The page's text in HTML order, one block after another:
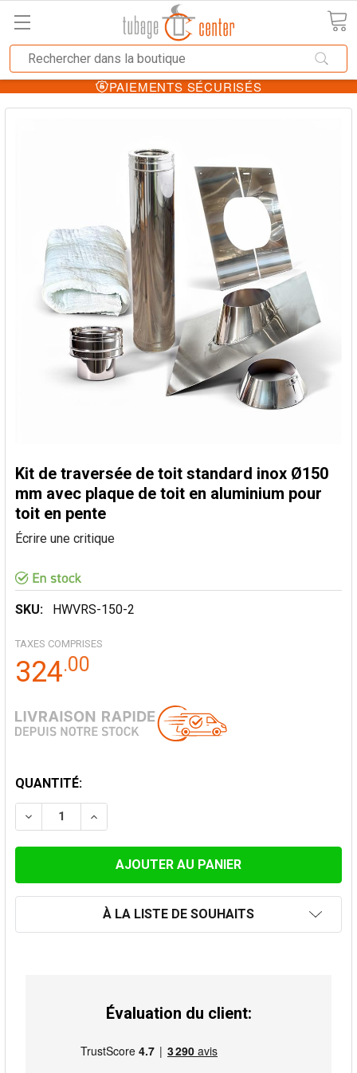
PAIEMENTS SÉCURISÉS
Kit de traversée de toit standard inox Ø150
mm avec plaque de toit en aluminium pour
toit en pente
Écrire une critique
SKU: HWVRS-150-2
TAXES COMPRISES
324.00
STOCK
ACTUEL:
QUANTITÉ:
DIMINUER LA QUANTITÉ DE KIT DE TRAVERSÉE DE
AUGMENTER LA QUANTITÉ DE KIT DE
À LA LISTE DE SOUHAITS
Évaluation du client: